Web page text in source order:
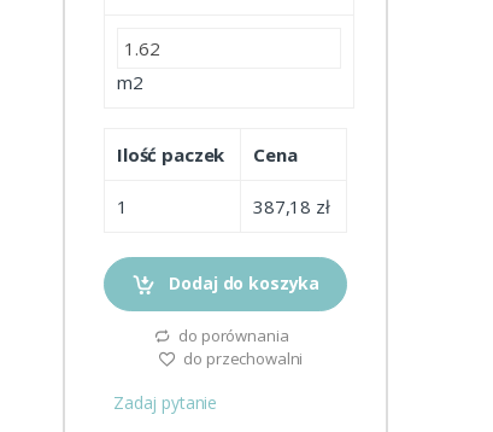
m2
Ilość paczek Cena
1 387,18 zł
Dodaj do koszyka
do porównania
do przechowalni
Zadaj pytanie